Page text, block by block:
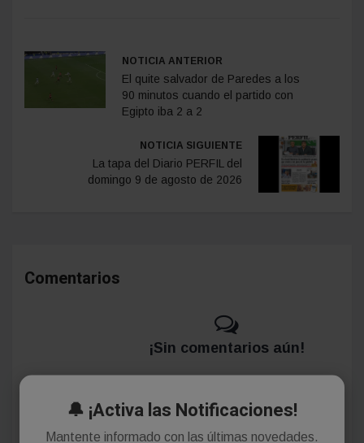
NOTICIA ANTERIOR
El quite salvador de Paredes a los
90 minutos cuando el partido con
Egipto iba 2 a 2
NOTICIA SIGUIENTE
La tapa del Diario PERFIL del
domingo 9 de agosto de 2026
Comentarios
¡Sin comentarios aún!
Se el primero en comentar este artículo.
🔔 ¡Activa las Notificaciones!
Mantente informado con las últimas novedades.